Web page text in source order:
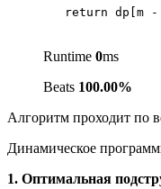
return dp[m -
Runtime 0ms
Beats 100.00%
Алгоритм проходит по
Динамическое
1. Оптимальная